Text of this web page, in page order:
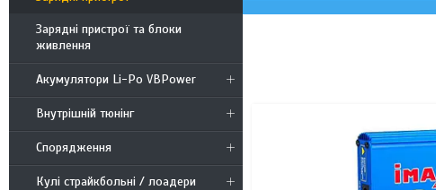
Зарядні пристрої та блоки
живлення
Акумулятори Li-Po VBPower
Внутрішній тюнінг
Спорядження
Кулі страйкбольні / лоадери